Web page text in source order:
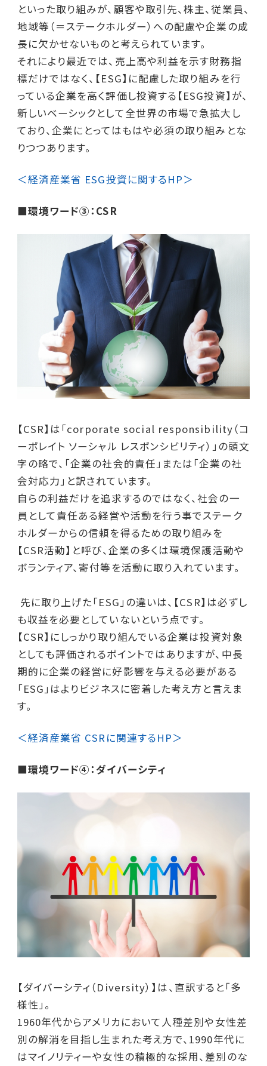
といった取り組みが、顧客や取引先、株主、従業員、
地域等（＝ステークホルダー）への配慮や企業の成
長に欠かせないものと考えられています。
それにより最近では、売上高や利益を示す財務指
標だけではなく、【ESG】に配慮した取り組みを行
っている企業を高く評価し投資する【ESG投資】が、
新しいベーシックとして全世界の市場で急拡大し
ており、企業にとってはもはや必須の取り組みとな
りつつあります。
＜経済産業省 ESG投資に関するHP＞
■環境ワード③：CSR
【CSR】は「corporate social responsibility（コ
ーポレイト ソーシャル レスポンシビリティ）」の頭文
字の略で、「企業の社会的責任」または「企業の社
会対応力」と訳されています。
自らの利益だけを追求するのではなく、社会の一
員として責任ある経営や活動を行う事でステーク
ホルダーからの信頼を得るための取り組みを
【CSR活動】と呼び、企業の多くは環境保護活動や
ボランティア、寄付等を活動に取り入れています。
先に取り上げた「ESG」の違いは、【CSR】は必ずし
も収益を必要としていないという点です。
【CSR】にしっかり取り組んでいる企業は投資対象
としても評価されるポイントではありますが、中長
期的に企業の経営に好影響を与える必要がある
「ESG」はよりビジネスに密着した考え方と言えま
す。
＜経済産業省 CSRに関連するHP＞
■環境ワード④：ダイバーシティ
【ダイバーシティ（Diversity）】は、直訳すると「多
様性」。
1960年代からアメリカにおいて人種差別や女性差
別の解消を目指し生まれた考え方で、1990年代に
はマイノリティーや女性の積極的な採用、差別のな